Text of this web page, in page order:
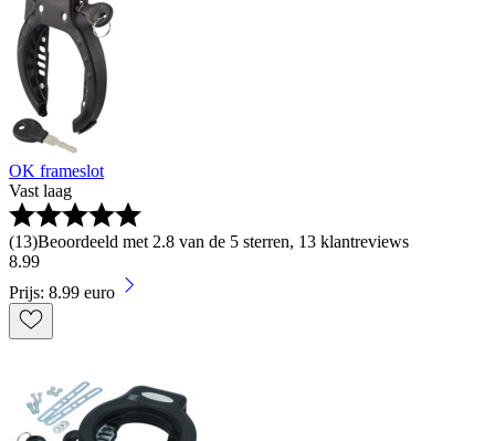
OK frameslot
Vast laag
(13)Beoordeeld met 2.8 van de 5 sterren, 13 klantreviews
8.99
Prijs: 8.99 euro